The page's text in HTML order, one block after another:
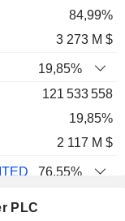
84,99%
3 273 M $
19,85%
121 533 558
19,85%
2 117 M $
76,55%
PLC